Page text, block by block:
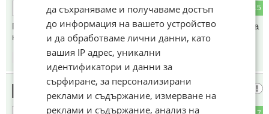
15
ОТГОВОР
По границите текучеството е голямо и все млади и толкова
неграмотни в работата си:) положението е леш
04.09.2023
Серсемин
да съхраняваме и получаваме достъп
до информация на вашето устройство
и да обработваме лични данни, като
вашия IP адрес, уникални
идентификатори и данни за
сърфиране, за персонализирани
реклами и съдържание, измерване на
реклами и съдържание, анализ на